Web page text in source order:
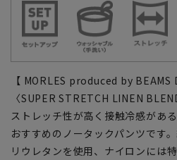
【 MORLES produced by BEAMS
〈SUPER STRETCH LINEN
ストレッチ性が高く接触冷感があ
おすすめのノータックパンツです
リウレタンを使用、ナイロンには